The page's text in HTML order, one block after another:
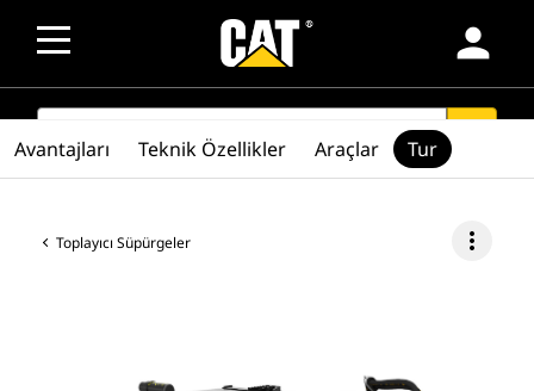
person
SEARCH
Toplayıcı Süpürgeler more_vert
Avantajları Teknik Özellikler Araçlar Tur